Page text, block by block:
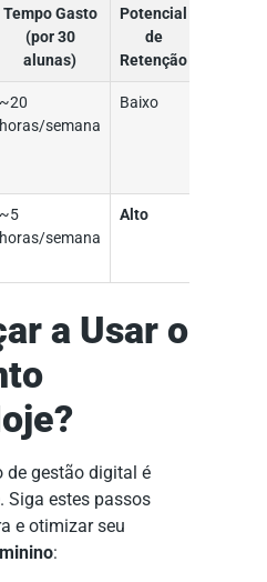
Tempo Gasto
(por 30
alunas)
Potencial
de
Retenção
~20
horas/semana
Baixo
~5
horas/semana
Alto
a Usar o
de gestão digital é
Siga estes passos
e otimizar seu
: